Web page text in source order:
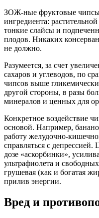
ЗОЖ-ные фруктовые чипсы
ингредиента:
тонкие слайсы и
плодов. Никаких
не должно.
Разумеется, за счет
сахаров и углеводов, по
чипсов выше
другой стороны, в разы
минералов и ценных для
Конкретное воздействие
основой. Например,
работу желудочно-
справляться с депрессией.
дозе «аскорбинки»,
ультрафиолета и
грушевая (как и богатая
прилив энергии.
Вред и